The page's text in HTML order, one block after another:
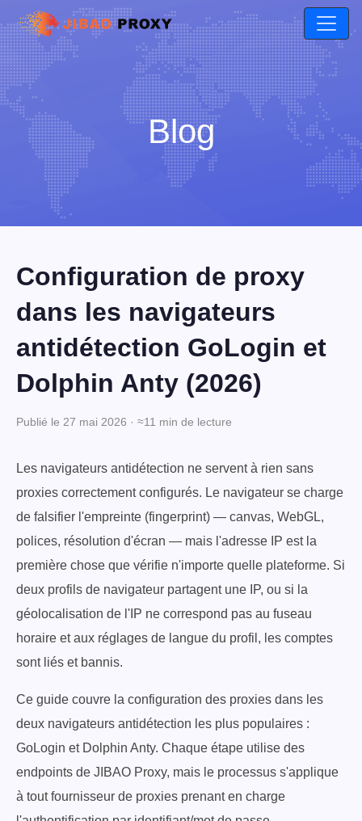
Blog
Configuration de proxy
dans les navigateurs
antidétection GoLogin et
Dolphin Anty (2026)
Publié le 27 mai 2026 · ≈11 min de lecture
Les navigateurs antidétection ne servent à rien sans
proxies correctement configurés. Le navigateur se charge
de falsifier l'empreinte (fingerprint) — canvas, WebGL,
polices, résolution d'écran — mais l'adresse IP est la
première chose que vérifie n'importe quelle plateforme. Si
deux profils de navigateur partagent une IP, ou si la
géolocalisation de l'IP ne correspond pas au fuseau
horaire et aux réglages de langue du profil, les comptes
sont liés et bannis.
Ce guide couvre la configuration des proxies dans les
deux navigateurs antidétection les plus populaires :
GoLogin et Dolphin Anty. Chaque étape utilise des
endpoints de JIBAO Proxy, mais le processus s'applique
à tout fournisseur de proxies prenant en charge